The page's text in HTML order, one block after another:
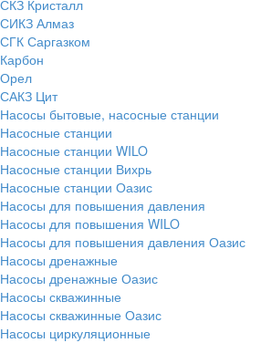
СКЗ Кристалл
СИКЗ Алмаз
СГК Саргазком
Карбон
Орел
САКЗ Цит
Насосы бытовые, насосные станции
Насосные станции
Насосные станции WILO
Насосные станции Вихрь
Насосные станции Оазис
Насосы для повышения давления
Насосы для повышения WILO
Насосы для повышения давления Оазис
Насосы дренажные
Насосы дренажные Оазис
Насосы скважинные
Насосы скважинные Оазис
Насосы циркуляционные